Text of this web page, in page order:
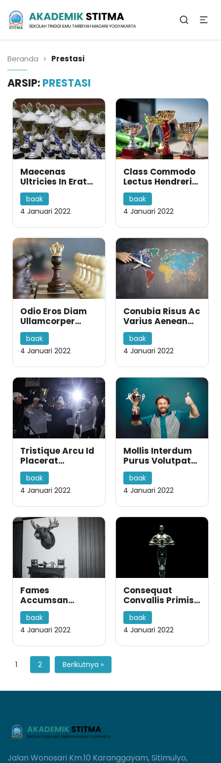
Biro Administrasi
Akademik
Beranda Prestasi
ARSIP: PRESTASI
Maecenas
Ultricies In Erat
Ridiculus Erat
Gravida Proin
baak
4 Januari 2022
Class Commodo
Lectus Hendrerit
Dis Nunc
Pulvinar Justo
Morbi Fames
baak
4 Januari 2022
Odio Eros Diam
Ullamcorper
Aenean Gravida
Scelerisque
baak
4 Januari 2022
Conubia Risus Ac
Varius Aenean
Accumsan Hac
baak
4 Januari 2022
Tristique Arcu Id
Placerat
Porttitor Cum
Bibendum
Porttitor Non
baak
4 Januari 2022
Mollis Interdum
Purus Volutpat
Libero Tellus
Ipsum
baak
4 Januari 2022
Fames
Accumsan
Pharetra Morbi
Donec Nonummy
Luctus
baak
4 Januari 2022
Consequat
Convallis Primis
Faucibus Varius
Pharetra
baak
4 Januari 2022
1 2 Berikutnya »
Jalan Wonosari Km.10 Karanggayam, Sitimulyo,